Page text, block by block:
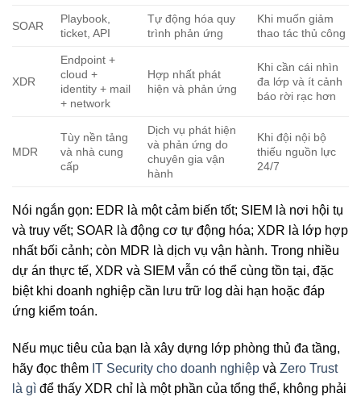
SOAR
Playbook,
ticket, API
Tự động hóa quy
trình phản ứng
Khi muốn giảm
thao tác thủ công
XDR
Endpoint +
cloud +
identity + mail
+ network
Hợp nhất phát
hiện và phản ứng
Khi cần cái nhìn
đa lớp và ít cảnh
báo rời rạc hơn
MDR
Tùy nền tảng
và nhà cung
cấp
Dịch vụ phát hiện
và phản ứng do
chuyên gia vận
hành
Khi đội nội bộ
thiếu nguồn lực
24/7
Nói ngắn gọn: EDR là một cảm biến tốt; SIEM là nơi hội tụ
và truy vết; SOAR là động cơ tự động hóa; XDR là lớp hợp
nhất bối cảnh; còn MDR là dịch vụ vận hành. Trong nhiều
dự án thực tế, XDR và SIEM vẫn có thể cùng tồn tại, đặc
biệt khi doanh nghiệp cần lưu trữ log dài hạn hoặc đáp
ứng kiểm toán.
Nếu mục tiêu của bạn là xây dựng lớp phòng thủ đa tầng,
hãy đọc thêm IT Security cho doanh nghiệp và Zero Trust
là gì để thấy XDR chỉ là một phần của tổng thể, không phải